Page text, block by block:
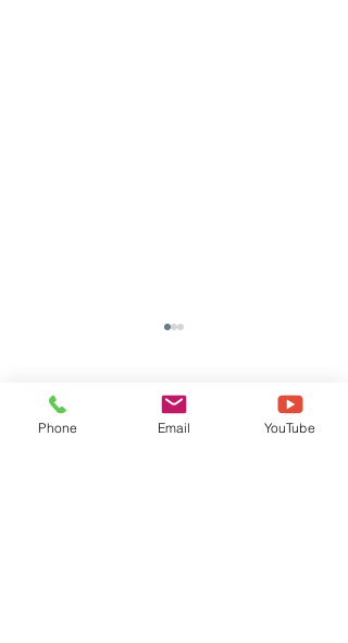
댓글
Phone Email YouTube